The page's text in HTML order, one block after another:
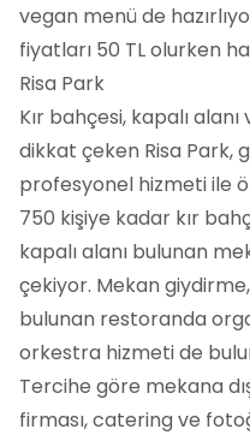
vegan menü de
fiyatları 50 TL olurken
Risa Park
Kır bahçesi, kapalı
dikkat çeken Risa Park,
profesyonel hizmeti ile
750 kişiye kadar kır
kapalı alanı bulunan
çekiyor. Mekan
bulunan restoranda
orkestra hizmeti de
Tercihe göre mekana
firması, catering ve